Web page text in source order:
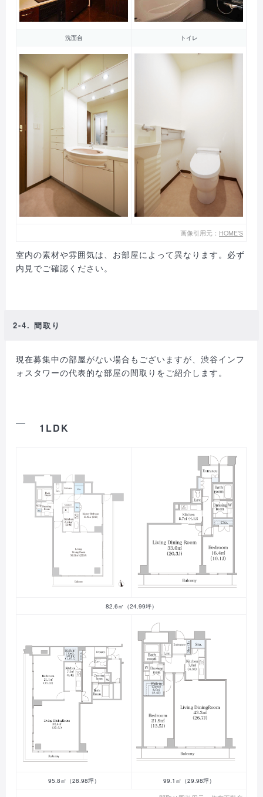
洗面台 トイレ
画像引用元： HOME’S
室内の素材や雰囲気は、お部屋によって異なります。必ず
内見でご確認ください。
2-4. 間取り
現在募集中の部屋がない場合もございますが、渋谷インフ
ォスタワーの代表的な部屋の間取りをご紹介します。
1LDK
82.6㎡（24.99坪）
95.8㎡（28.98坪） 99.1㎡（29.98坪）